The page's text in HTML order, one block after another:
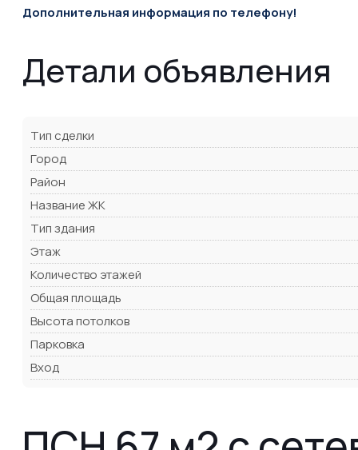
Дополнительная информация по телефону!
Детали объявления
Тип сделки
Город
Район
Название ЖК
Тип здания
Этаж
Количество этажей
Общая площадь
Высота потолков
Парковка
Вход